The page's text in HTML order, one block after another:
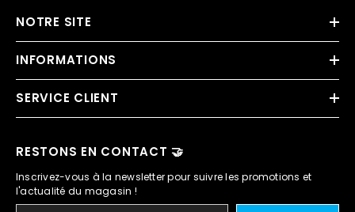
NOTRE SITE
INFORMATIONS
SERVICE CLIENT
RESTONS EN CONTACT 🤝
Inscrivez-vous à la newsletter pour suivre les promotions et
l'actualité du magasin !